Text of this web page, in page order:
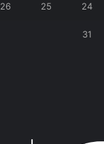
24
25
26
31